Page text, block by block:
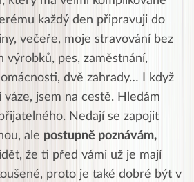
každý den připravuji do
večeře, moje stravování bez
výrobků, pes, zaměstnání,
dvě zahrady… I když
jsem na cestě. Hledám
Nedají se zapojit
ale postupně poznávám,
že ti před vámi už je mají
proto je také dobré být v